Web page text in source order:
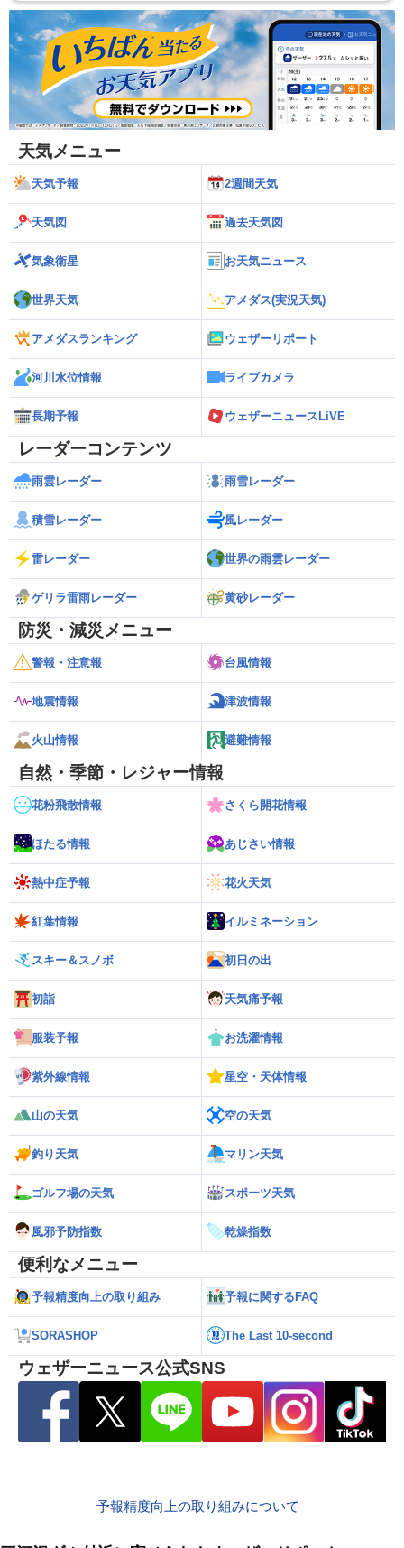
天気メニュー
天気予報 2週間天気
天気図 過去天気図
気象衛星 お天気ニュース
世界天気 アメダス(実況天気)
アメダスランキング ウェザーリポート
河川水位情報 ライブカメラ
長期予報 ウェザーニュースLiVE
レーダーコンテンツ
雨雲レーダー 雨雪レーダー
積雪レーダー 風レーダー
雷レーダー 世界の雨雲レーダー
ゲリラ雷雨レーダー 黄砂レーダー
防災・減災メニュー
警報・注意報 台風情報
地震情報 津波情報
火山情報 避難情報
自然・季節・レジャー情報
花粉飛散情報 さくら開花情報
ほたる情報 あじさい情報
熱中症予報 花火天気
紅葉情報 イルミネーション
スキー＆スノボ 初日の出
初詣 天気痛予報
服装予報 お洗濯情報
紫外線情報 星空・天体情報
山の天気 空の天気
釣り天気 マリン天気
ゴルフ場の天気 スポーツ天気
風邪予防指数 乾燥指数
便利なメニュー
予報精度向上の取り組み 予報に関するFAQ
SORASHOP The Last 10-second
ウェザーニュース公式SNS
予報精度向上の取り組みについて